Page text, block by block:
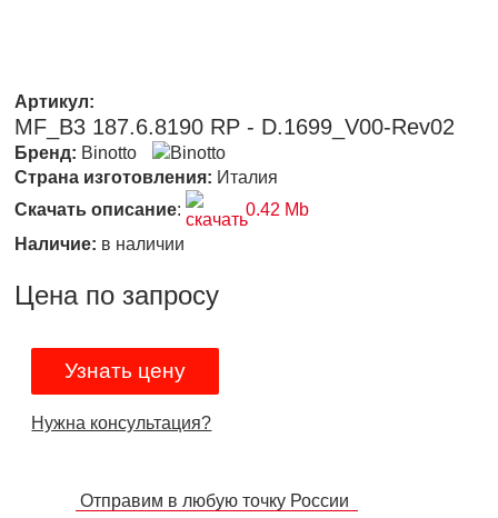
Артикул:
MF_B3 187.6.8190 RP - D.1699_V00-Rev02
Бренд: Binotto
Страна изготовления: Италия
Скачать описание:
0.42 Mb
Наличие: в наличии
Цена по запросу
Узнать цену
Нужна консультация?
Отправим в любую точку России